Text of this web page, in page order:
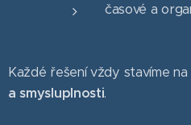
časové a
Každé řešení vždy stavíme na
a smysluplnosti.